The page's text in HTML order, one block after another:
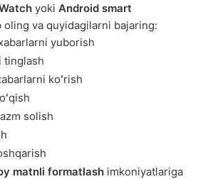
yoki Android smart
oling va quyidagilarni bajaring:
yuborish
tinglash
koʻrish
solish
matnli formatlash imkoniyatlariga